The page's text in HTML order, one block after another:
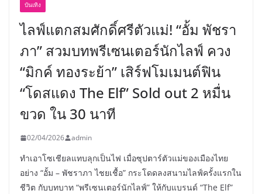
บันเทิง
ไลฟ์แตกสมศักดิ์ศรีตัวแม่! “อั้ม พัชรา
ภา” สวมบทพรีเซนเตอร์นักไลฟ์ ควง
“มิกค์ ทองระย้า” เสิร์ฟโมเมนต์ฟิน
“โดสแดง The Elf” Sold out 2 หมื่น
ขวด ใน 30 นาที
02/04/2026 admin
ทำเอาโซเชียลแทบลุกเป็นไฟ เมื่อซุปตาร์ตัวแม่ของเมืองไทย
อย่าง “อั้ม – พัชราภา ไชยเชื้อ” กระโดดลงสนามไลฟ์ครั้งแรกใน
ชีวิต กับบทบาท “พรีเซนเตอร์นักไลฟ์” ให้กับแบรนด์ “The Elf”